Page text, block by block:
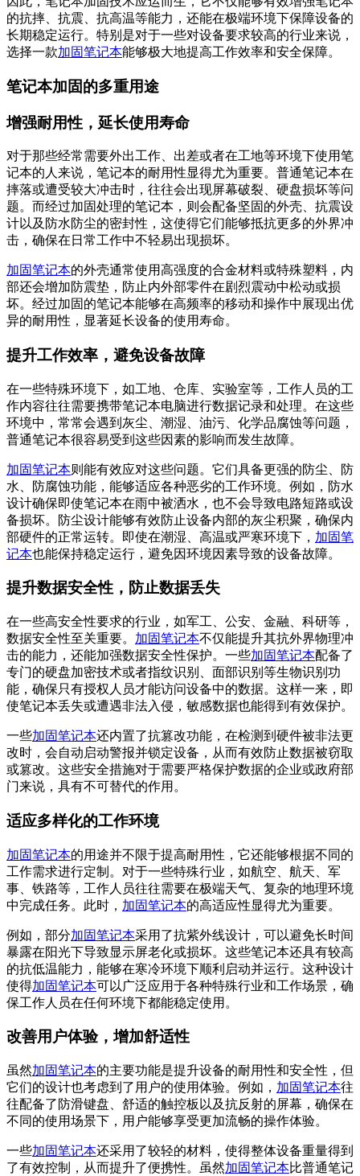
的抗摔、抗震、抗高温等能力，还能在极端环境下保障设备的
长期稳定运行。特别是对于一些对设备要求较高的行业来说，
选择一款加固笔记本能够极大地提高工作效率和安全保障。
笔记本加固的多重用途
增强耐用性，延长使用寿命
对于那些经常需要外出工作、出差或者在工地等环境下使用笔
记本的人来说，笔记本的耐用性显得尤为重要。普通笔记本在
摔落或遭受较大冲击时，往往会出现屏幕破裂、硬盘损坏等问
题。而经过加固处理的笔记本，则会配备坚固的外壳、抗震设
计以及防水防尘的密封性，这使得它们能够抵抗更多的外界冲
击，确保在日常工作中不轻易出现损坏。
加固笔记本的外壳通常使用高强度的合金材料或特殊塑料，内
部还会增加防震垫，防止内外部零件在剧烈震动中松动或损
坏。经过加固的笔记本能够在高频率的移动和操作中展现出优
异的耐用性，显著延长设备的使用寿命。
提升工作效率，避免设备故障
在一些特殊环境下，如工地、仓库、实验室等，工作人员的工
作内容往往需要携带笔记本电脑进行数据记录和处理。在这些
环境中，常常会遇到灰尘、潮湿、油污、化学品腐蚀等问题，
普通笔记本很容易受到这些因素的影响而发生故障。
加固笔记本则能有效应对这些问题。它们具备更强的防尘、防
水、防腐蚀功能，能够适应各种恶劣的工作环境。例如，防水
设计确保即使笔记本在雨中被洒水，也不会导致电路短路或设
备损坏。防尘设计能够有效防止设备内部的灰尘积聚，确保内
部硬件的正常运转。即使在潮湿、高温或严寒环境下， 加固笔
记本也能保持稳定运行，避免因环境因素导致的设备故障。
提升数据安全性，防止数据丢失
在一些高安全性要求的行业，如军工、公安、金融、科研等，
数据安全性至关重要。 加固笔记本不仅能提升其抗外界物理冲
击的能力，还能加强数据安全性保护。一些加固笔记本配备了
专门的硬盘加密技术或者指纹识别、面部识别等生物识别功
能，确保只有授权人员才能访问设备中的数据。这样一来，即
使笔记本丢失或遭遇非法入侵，敏感数据也能得到有效保护。
一些加固笔记本还内置了抗篡改功能，在检测到硬件被非法更
改时，会自动启动警报并锁定设备，从而有效防止数据被窃取
或篡改。这些安全措施对于需要严格保护数据的企业或政府部
门来说，具有不可替代的作用。
适应多样化的工作环境
加固笔记本的用途并不限于提高耐用性，它还能够根据不同的
工作需求进行定制。对于一些特殊行业，如航空、航天、军
事、铁路等，工作人员往往需要在极端天气、复杂的地理环境
中完成任务。此时， 加固笔记本的高适应性显得尤为重要。
例如，部分加固笔记本采用了抗紫外线设计，可以避免长时间
暴露在阳光下导致显示屏老化或损坏。这些笔记本还具有较高
的抗低温能力，能够在寒冷环境下顺利启动并运行。这种设计
使得加固笔记本可以广泛应用于各种特殊行业和工作场景，确
保工作人员在任何环境下都能稳定使用。
改善用户体验，增加舒适性
虽然加固笔记本的主要功能是提升设备的耐用性和安全性，但
它们的设计也考虑到了用户的使用体验。例如， 加固笔记本往
往配备了防滑键盘、舒适的触控板以及抗反射的屏幕，确保在
不同的使用场景下，用户能够享受更加流畅的操作体验。
一些加固笔记本还采用了较轻的材料，使得整体设备重量得到
了有效控制，从而提升了便携性。虽然加固笔记本比普通笔记